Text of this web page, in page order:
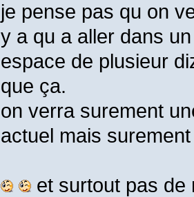
je pense pas qu on
y a qu a aller dans
espace de plusieur
que ça.
on verra surement
actuel mais
et surtout pas